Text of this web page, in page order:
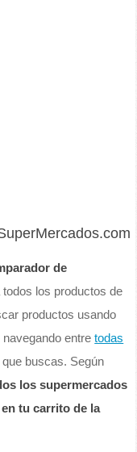
de
los productos de
productos usando
navegando entretodas
buscas. Según
los supermercados
tu carrito de la